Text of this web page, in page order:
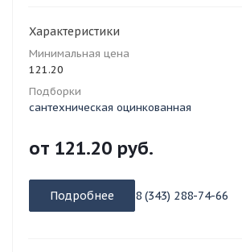
Характеристики
Минимальная цена
121.20
Подборки
сантехническая оцинкованная
от 121.20 руб.
Подробнее 8 (343) 288-74-66